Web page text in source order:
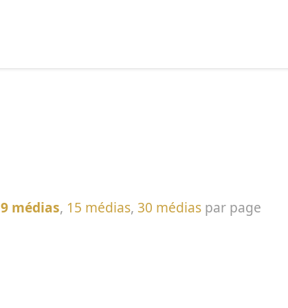
9 médias, 15 médias, 30 médias par page